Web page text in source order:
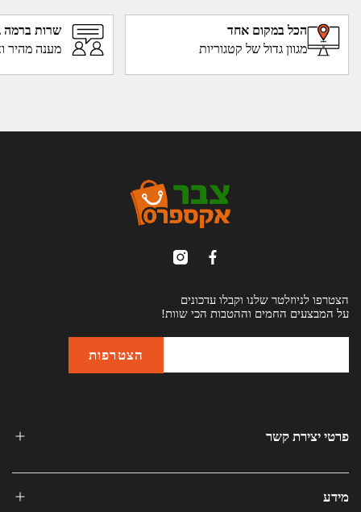
הכל במקום אחד
מגוון גדול של קטגוריות
שרות ברמה
מענה מהיר
הצטרפו לניוזלטר שלנו וקבלו עדכונים
על המבצעים החמים וההטבות הכי שוות!
פרטי יצירת קשר
מידע